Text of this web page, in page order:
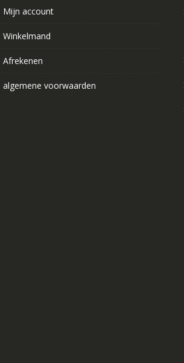
Mijn account
Winkelmand
Afrekenen
algemene voorwaarden